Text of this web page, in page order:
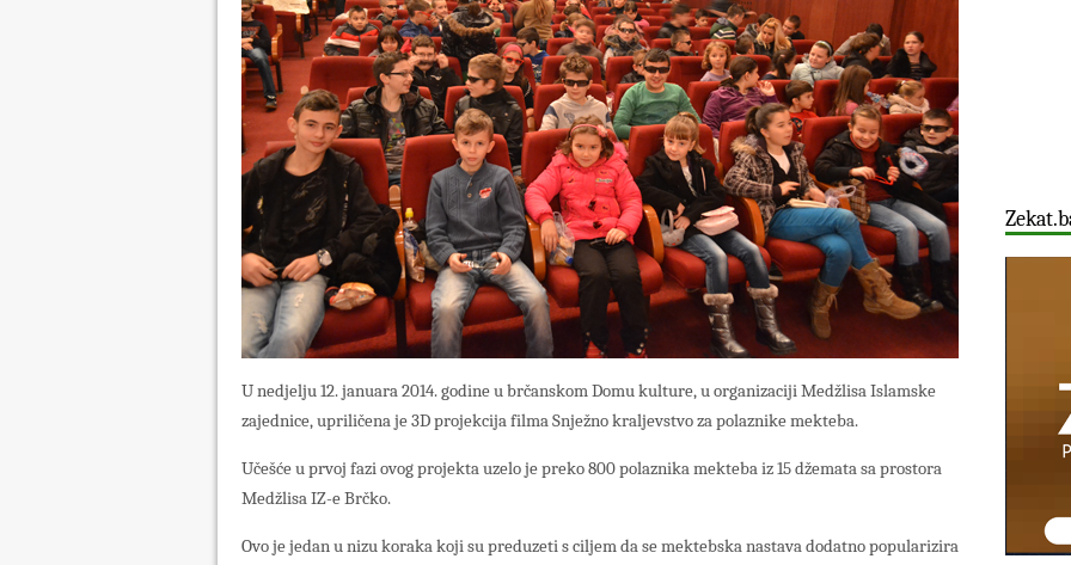
U nedjelju 12. januara 2014. godine u brčanskom Domu kulture, u organizaciji Medžlisa Islamske
zajednice, upriličena je 3D projekcija filma Snježno kraljevstvo za polaznike mekteba.
Učešće u prvoj fazi ovog projekta uzelo je preko 800 polaznika mekteba iz 15 džemata sa prostora
Medžlisa IZ-e Brčko.
Ovo je jedan u nizu koraka koji su preduzeti s ciljem da se mektebska nastava dodatno popularizira